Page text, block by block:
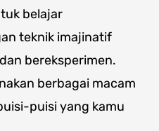
belajar
teknik imajinatif
bereksperimen.
berbagai macam
puisi yang kamu